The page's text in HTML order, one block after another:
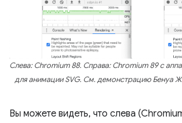
Слева: Chromium 88. Справа: Chromium 89 с
для анимации SVG. См. демонстрацию Бенуа
Вы можете видеть, что слева